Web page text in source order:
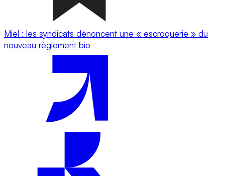
Miel : les syndicats dénoncent une « escroquerie » du
nouveau règlement bio